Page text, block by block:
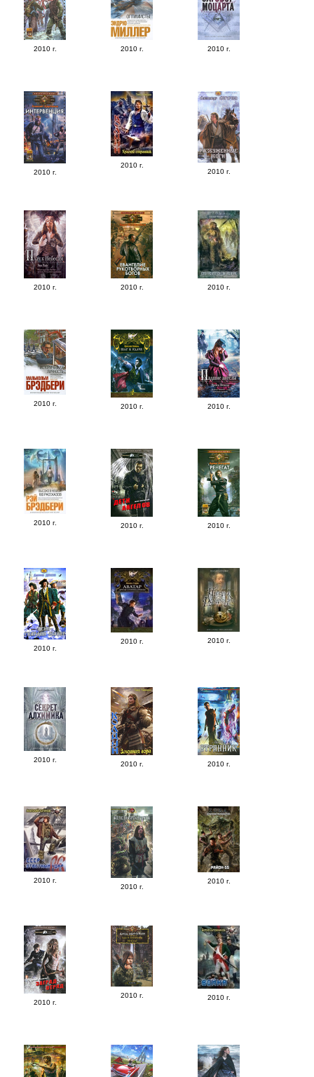
2010 г. 2010 г. 2010 г.
2010 г.
2010 г.
2010 г.
2010 г. 2010 г. 2010 г.
2010 г. 2010 г. 2010 г.
2010 г. 2010 г. 2010 г.
2010 г.
2010 г. 2010 г.
2010 г.
2010 г. 2010 г.
2010 г.
2010 г.
2010 г.
2010 г.
2010 г. 2010 г.